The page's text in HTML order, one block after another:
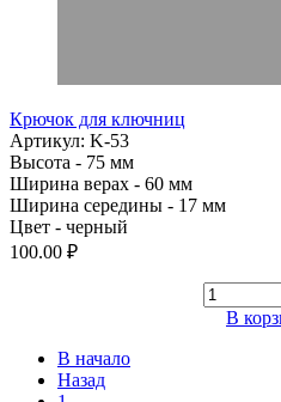
Крючок для ключниц
Артикул: K-53
Высота - 75 мм
Ширина верах - 60 мм
Ширина середины - 17 мм
Цвет - черный
100.00 ₽
В
В начало
Назад